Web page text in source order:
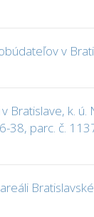
v
Bratislave, k.
parc. č.